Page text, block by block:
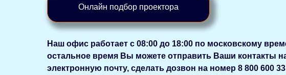
Онлайн подбор проектора
Наш офис работает с 08:00 до 18:00 по московскому
остальное время Вы можете отправить Ваши контакты
электронную почту, сделать дозвон на номер 8 800 600